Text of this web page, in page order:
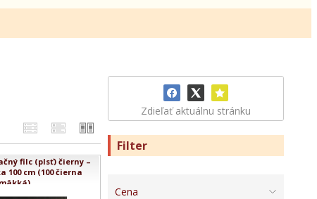
Zdieľať aktuálnu stránku
Filter
Cena
filc (plsť) čierny –
100 cm (100 čierna
mäkká)...